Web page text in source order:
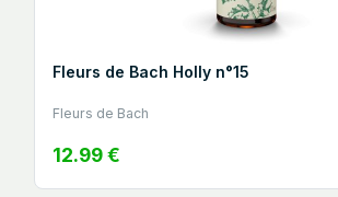
Fleurs de Bach Holly n°15
Fleurs de Bach
12.99 €